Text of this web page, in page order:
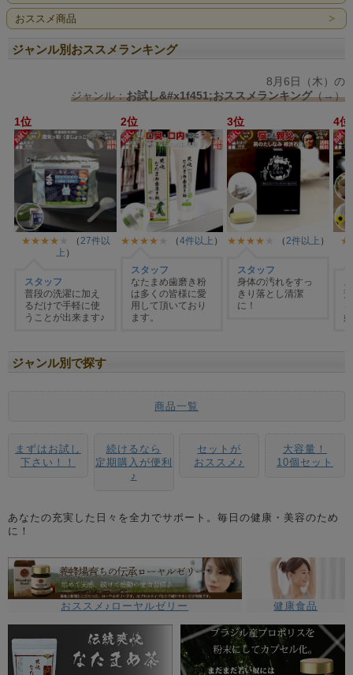
おススメ商品
ジャンル別おススメランキング
ジャンル別で探す